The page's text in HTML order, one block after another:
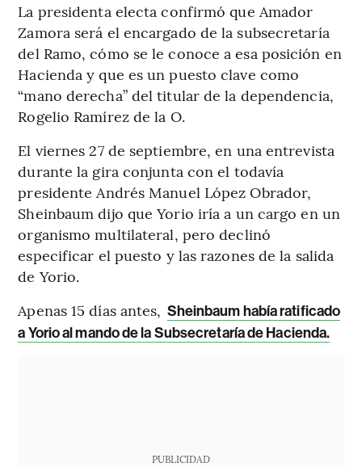
La presidenta electa confirmó que Amador
Zamora será el encargado de la subsecretaría
del Ramo, cómo se le conoce a esa posición en
Hacienda y que es un puesto clave como
“mano derecha” del titular de la dependencia,
Rogelio Ramírez de la O.
El viernes 27 de septiembre, en una entrevista
durante la gira conjunta con el todavía
presidente Andrés Manuel López Obrador,
Sheinbaum dijo que Yorio iría a un cargo en un
organismo multilateral, pero declinó
especificar el puesto y las razones de la salida
de Yorio.
Apenas 15 días antes, Sheinbaum había ratificado
a Yorio al mando de la Subsecretaría de Hacienda.
PUBLICIDAD